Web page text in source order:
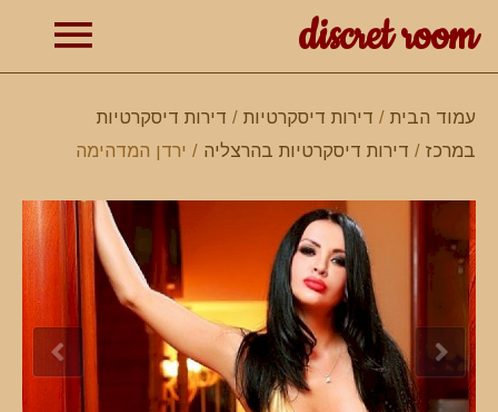
discret room
עמוד הבית / דירות דיסקרטיות / דירות דיסקרטיות
במרכז / דירות דיסקרטיות בהרצליה / ירדן המדהימה